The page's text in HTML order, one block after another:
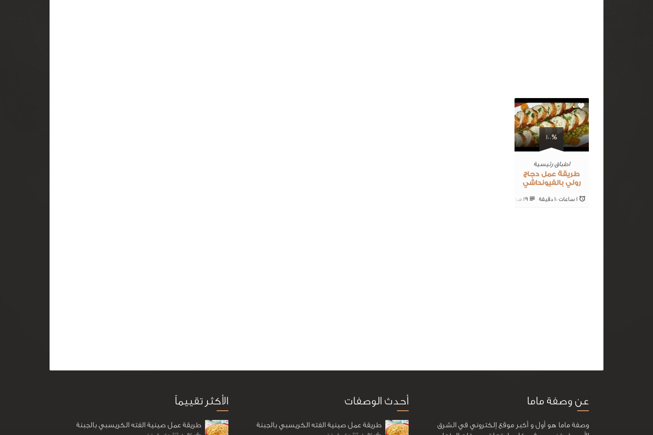
100%
0
اطباق رئيسية
طريقة عمل دجاج
رولي بالفيونداشي
1 ساعات 10 ‎دقيقة 19 ‎مكونات
الأكثر تقييماً
طريقة عمل صينية الفته الكريسبي بالجبنة
أحدث الوصفات
طريقة عمل صينية الفته الكريسبي بالجبنة
عن وصفة ماما
وصفة ماما هو أول و أكبر موقع إلكتروني في الشرق